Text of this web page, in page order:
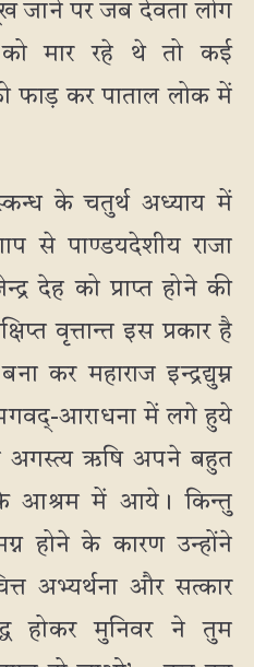
जाने पर जब देवता लोग
को मार रहे थे तो कई
फाड़ कर पाताल लोक में
के चतुर्थ अध्याय में
से पाण्डयदेशीय राजा
देह को प्राप्त होने की
वृत्तान्त इस प्रकार है
कर महाराज इन्द्रद्युम्न
आराधना में लगे हुये
अगस्त्य ऋषि अपने बहुत
आश्रम में आये। किन्तु
होने के कारण उन्होंने
अभ्यर्थना और सत्कार
होकर मुनिवर ने तुम